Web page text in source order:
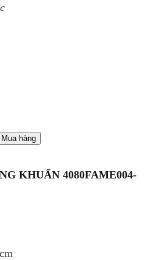
đơn giản
Mua hàng
KHUẨN 4080FAME004-